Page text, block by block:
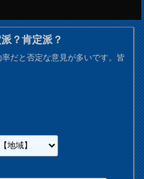
？肯定派？
だと否定な意見が多いです。皆